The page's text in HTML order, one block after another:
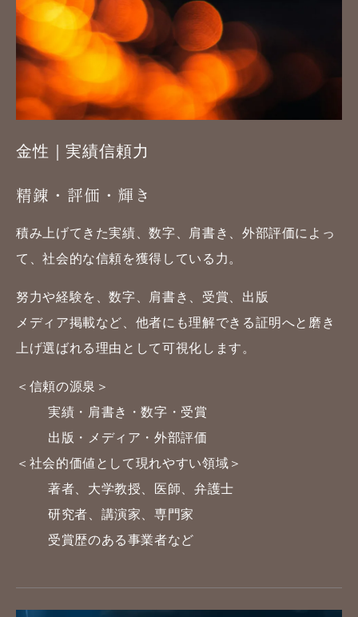
金性｜実績信頼力
精錬・評価・輝き
積み上げてきた実績、数字、肩書き、外部評価に よっ
て、社会的な信頼を獲得している力。
努力や経験を、数字、肩書き、受賞、出版
メディア掲載など、 他者にも理解できる証明へと磨き
上げ選ばれる理由として可視化します。
＜信頼の源泉＞
実績・肩書き・数字・受賞
出版・メディア・外部評価
＜社会的価値として現れやすい領域＞
著者、大学教授、医師、弁護士
研究者、講演家、専門家
受賞歴のある事業者など